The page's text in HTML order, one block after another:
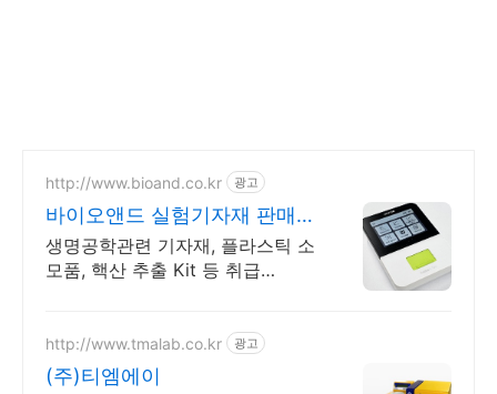
http://www.bioand.co.kr 광고
바이오앤드 실험기자재 판매
플라스틱 소모품 및 추출키트
생명공학관련 기자재, 플라스틱 소
모품, 핵산 추출 Kit 등 취급
http://www.tmalab.co.kr 광고
(주)티엠에이